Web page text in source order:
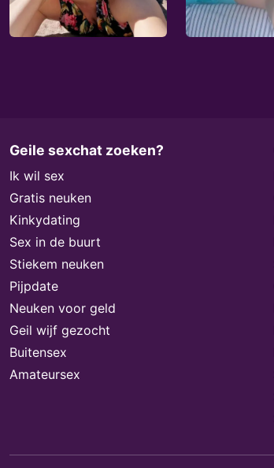
Geile sexchat zoeken?
Ik wil sex
Gratis neuken
Kinkydating
Sex in de buurt
Stiekem neuken
Pijpdate
Neuken voor geld
Geil wijf gezocht
Buitensex
Amateursex